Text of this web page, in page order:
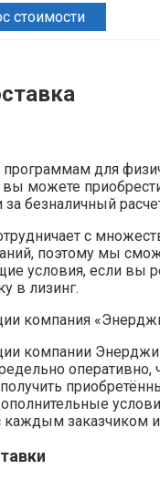
стоимости
для
можете
за безналичный
с
поэтому мы
условия, если вы
в лизинг.
компания
компании
оперативно,
каждым заказчиком